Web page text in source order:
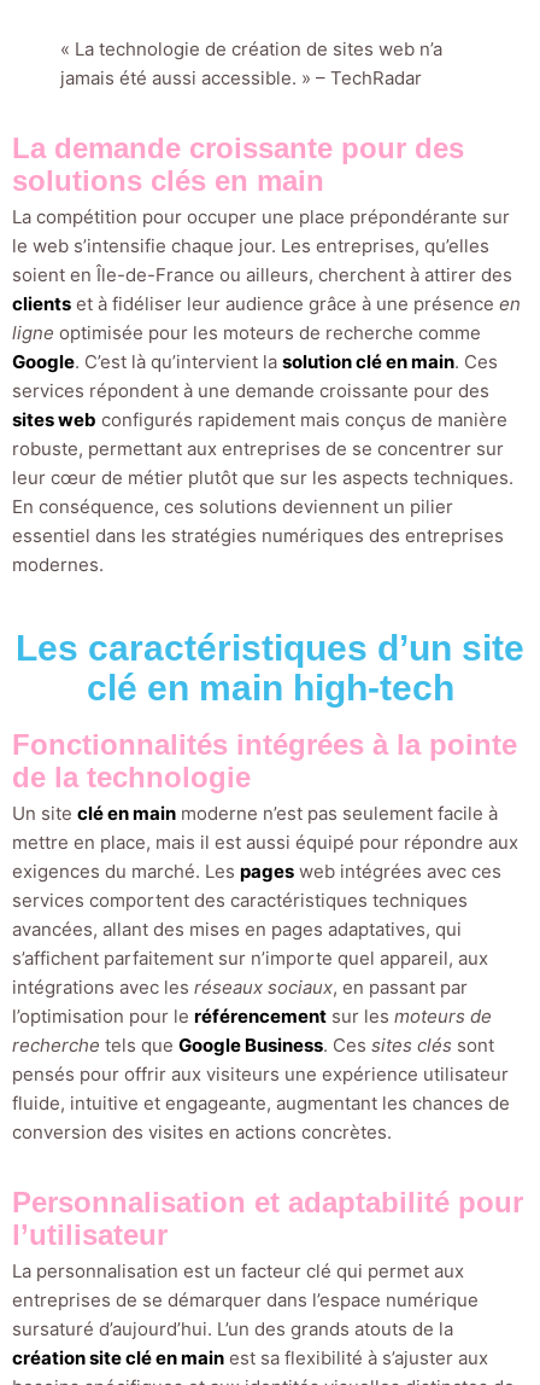
« La technologie de création de sites web n’a
jamais été aussi accessible. » – TechRadar
La demande croissante pour des
solutions clés en main
La compétition pour occuper une place prépondérante sur
le web s’intensifie chaque jour. Les entreprises, qu’elles
soient en Île-de-France ou ailleurs, cherchent à attirer des
clients et à fidéliser leur audience grâce à une présence en
ligne optimisée pour les moteurs de recherche comme
Google. C’est là qu’intervient la solution clé en main. Ces
services répondent à une demande croissante pour des
sites web configurés rapidement mais conçus de manière
robuste, permettant aux entreprises de se concentrer sur
leur cœur de métier plutôt que sur les aspects techniques.
En conséquence, ces solutions deviennent un pilier
essentiel dans les stratégies numériques des entreprises
modernes.
Les caractéristiques d’un site
clé en main high-tech
Fonctionnalités intégrées à la pointe
de la technologie
Un site clé en main moderne n’est pas seulement facile à
mettre en place, mais il est aussi équipé pour répondre aux
exigences du marché. Les pages web intégrées avec ces
services comportent des caractéristiques techniques
avancées, allant des mises en pages adaptatives, qui
s’affichent parfaitement sur n’importe quel appareil, aux
intégrations avec les réseaux sociaux, en passant par
l’optimisation pour le référencement sur les moteurs de
recherche tels que Google Business. Ces sites clés sont
pensés pour offrir aux visiteurs une expérience utilisateur
fluide, intuitive et engageante, augmentant les chances de
conversion des visites en actions concrètes.
Personnalisation et adaptabilité pour
l’utilisateur
La personnalisation est un facteur clé qui permet aux
entreprises de se démarquer dans l’espace numérique
sursaturé d’aujourd’hui. L’un des grands atouts de la
création site clé en main est sa flexibilité à s’ajuster aux